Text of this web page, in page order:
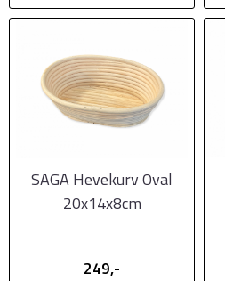
SAGA Hevekurv Oval
20x14x8cm
249,-